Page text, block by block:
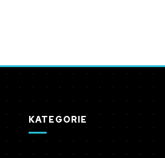
KATEGORIE